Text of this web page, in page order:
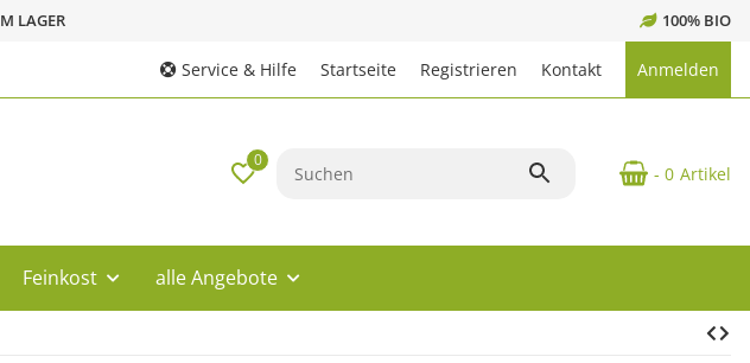
LAGER 100% BIO
Service & Hilfe Startseite Registrieren Kontakt Anmelden
0
- 0 Artikel
Feinkost alle Angebote